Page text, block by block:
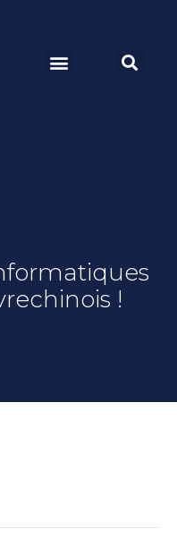
!